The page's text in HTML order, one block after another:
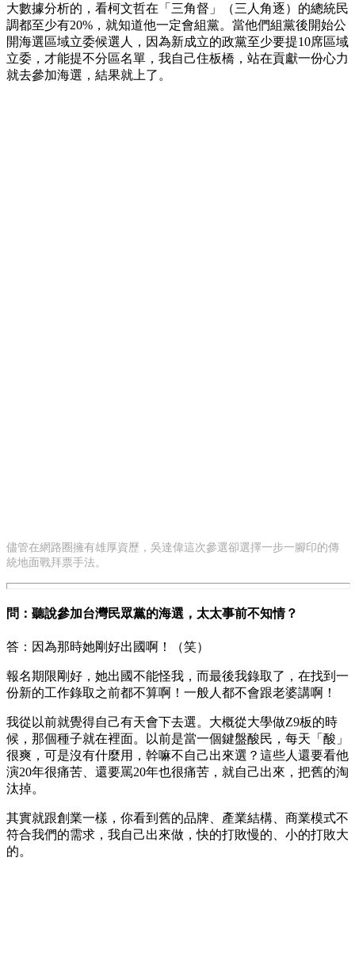
大數據分析的，看柯文哲在「三角督」（三人角逐）的總統民
調都至少有20%，就知道他一定會組黨。當他們組黨後開始公
開海選區域立委候選人，因為新成立的政黨至少要提10席區域
立委，才能提不分區名單，我自己住板橋，站在貢獻一份心力
就去參加海選，結果就上了。
儘管在網路圈擁有雄厚資歷，吳達偉這次參選卻選擇一步一腳印的傳
統地面戰拜票手法。
問：聽說參加台灣民眾黨的海選，太太事前不知情？
答：因為那時她剛好出國啊！（笑）
報名期限剛好，她出國不能怪我，而最後我錄取了，在找到一
份新的工作錄取之前都不算啊！一般人都不會跟老婆講啊！
我從以前就覺得自己有天會下去選。大概從大學做Z9板的時
候，那個種子就在裡面。以前是當一個鍵盤酸民，每天「酸」
很爽，可是沒有什麼用，幹嘛不自己出來選？這些人還要看他
演20年很痛苦、還要罵20年也很痛苦，就自己出來，把舊的淘
汰掉。
其實就跟創業一樣，你看到舊的品牌、產業結構、商業模式不
符合我們的需求，我自己出來做，快的打敗慢的、小的打敗大
的。